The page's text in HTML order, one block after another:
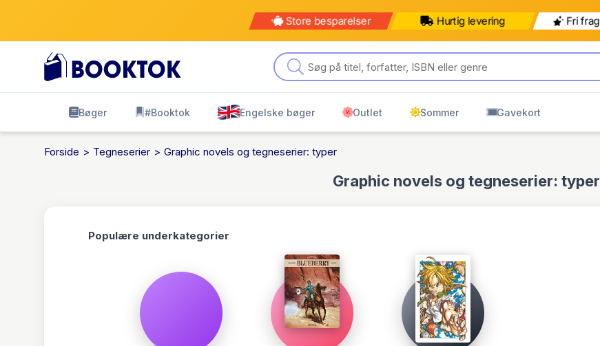
levering til pakkeshop
Bøger #Booktok Engelske bøger Outlet Sommer Gavekort
Forside Tegneserier Graphic novels og tegneserier: typer
Graphic novels og tegneserier: typer
Populære underkategorier